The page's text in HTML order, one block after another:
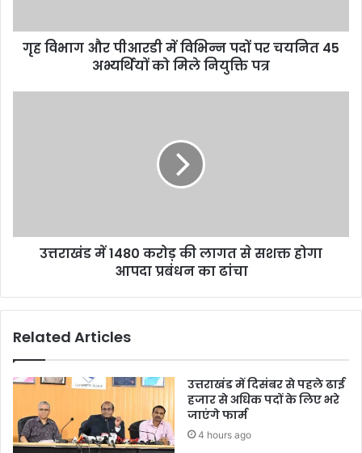
गृह विभाग और पीआरडी में विभिन्न पदों पर चयनित 45
अभ्यर्थियों को मिले नियुक्ति पत्र
उत्तराखंड में 1480 करोड़ की लागत से सशक्त होगा
आपदा प्रबंधन का ढांचा
Related Articles
उत्तराखंड में दिसंबर से पहले ढाई
हजार से अधिक पदों के लिए भरे
जाएंगे फार्म
4 hours ago